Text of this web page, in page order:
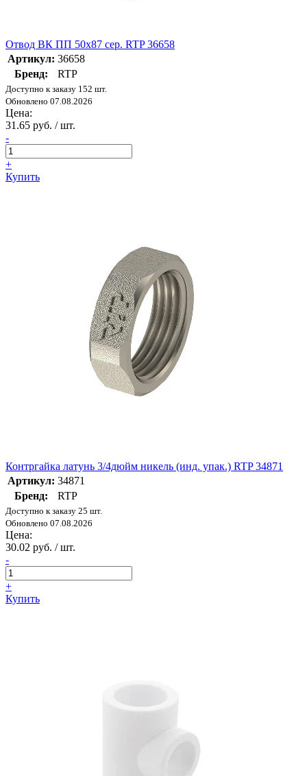
Отвод ВК ПП 50х87 сер. RTP 36658
Артикул: 36658
Бренд:
RTP
Доступно к заказу 152 шт.
Обновлено 07.08.2026
Цена:
31.65 руб. / шт.
-
+
Купить
Контргайка латунь 3/4дюйм никель (инд. упак.) RTP 34871
Артикул: 34871
Бренд:
RTP
Доступно к заказу 25 шт.
Обновлено 07.08.2026
Цена:
30.02 руб. / шт.
-
+
Купить